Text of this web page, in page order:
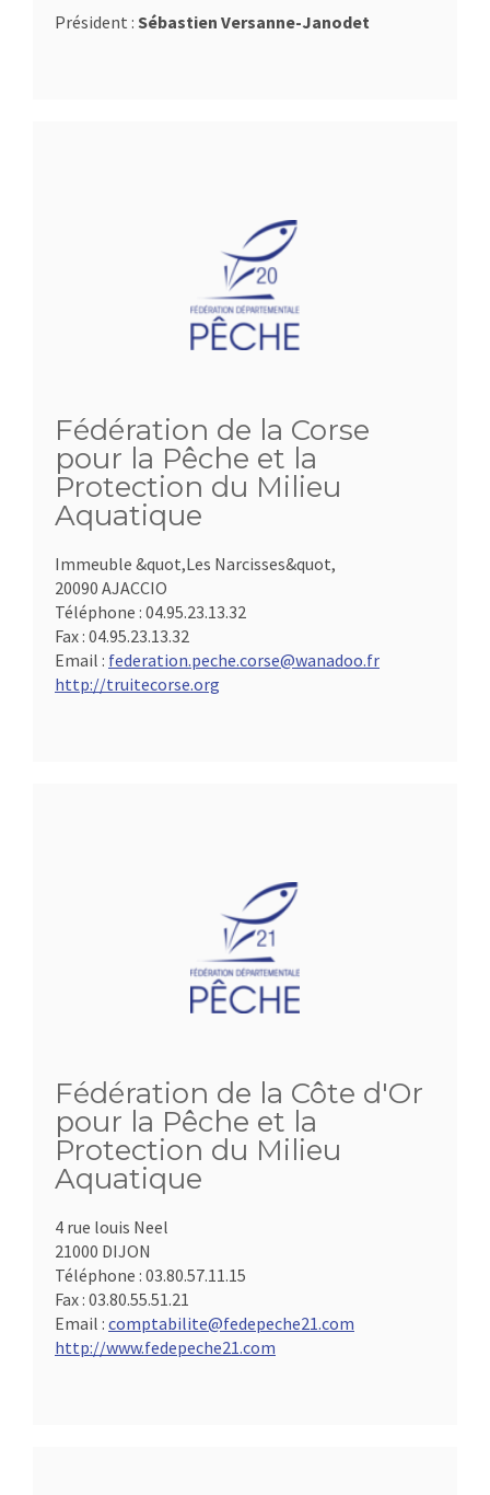
Président : Sébastien Versanne-Janodet
Fédération de la Corse
pour la Pêche et la
Protection du Milieu
Aquatique
Immeuble &quot,Les Narcisses&quot,
20090 AJACCIO
Téléphone : 04.95.23.13.32
Fax : 04.95.23.13.32
Email : federation.peche.corse@wanadoo.fr
http://truitecorse.org
Fédération de la Côte d'Or
pour la Pêche et la
Protection du Milieu
Aquatique
4 rue louis Neel
21000 DIJON
Téléphone : 03.80.57.11.15
Fax : 03.80.55.51.21
Email : comptabilite@fedepeche21.com
http://www.fedepeche21.com